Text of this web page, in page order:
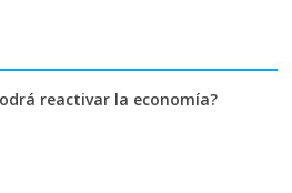
reactivar la economía?